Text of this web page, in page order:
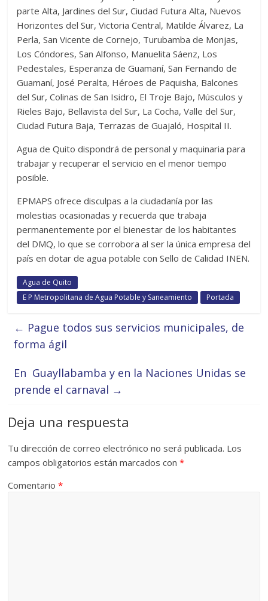
parte Alta, Jardines del Sur, Ciudad Futura Alta, Nuevos
Horizontes del Sur, Victoria Central, Matilde Álvarez, La
Perla, San Vicente de Cornejo, Turubamba de Monjas,
Los Cóndores, San Alfonso, Manuelita Sáenz, Los
Pedestales, Esperanza de Guamaní, San Fernando de
Guamaní, José Peralta, Héroes de Paquisha, Balcones
del Sur, Colinas de San Isidro, El Troje Bajo, Músculos y
Rieles Bajo, Bellavista del Sur, La Cocha, Valle del Sur,
Ciudad Futura Baja, Terrazas de Guajaló, Hospital II.
Agua de Quito dispondrá de personal y maquinaria para
trabajar y recuperar el servicio en el menor tiempo
posible.
EPMAPS ofrece disculpas a la ciudadanía por las
molestias ocasionadas y recuerda que trabaja
permanentemente por el bienestar de los habitantes
del DMQ, lo que se corrobora al ser la única empresa del
país en dotar de agua potable con Sello de Calidad INEN.
Agua de Quito
E P Metropolitana de Agua Potable y Saneamiento
Portada
← Pague todos sus servicios municipales, de
forma ágil
En Guayllabamba y en la Naciones Unidas se
prende el carnaval →
Deja una respuesta
Tu dirección de correo electrónico no será publicada. Los
campos obligatorios están marcados con*
Comentario*